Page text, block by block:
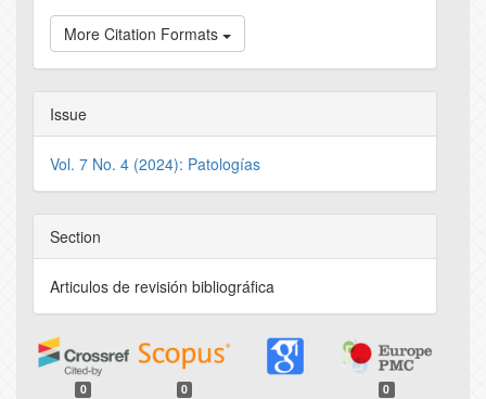
More Citation Formats
Issue
Vol. 7 No. 4 (2024): Patologías
Section
Articulos de revisión bibliográfica
0 0 0